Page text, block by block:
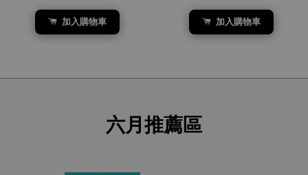
加入購物車 加入購物車
六月推薦區